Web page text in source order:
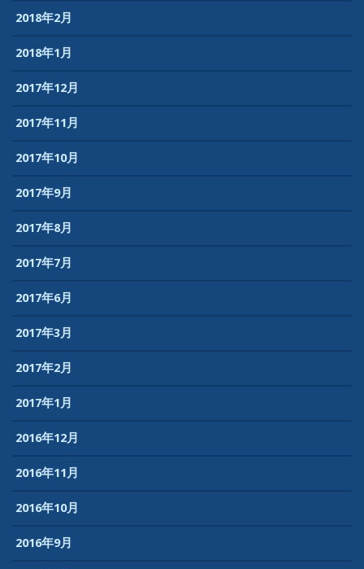
2018年2月
2018年1月
2017年12月
2017年11月
2017年10月
2017年9月
2017年8月
2017年7月
2017年6月
2017年3月
2017年2月
2017年1月
2016年12月
2016年11月
2016年10月
2016年9月